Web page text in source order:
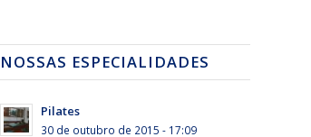
NOSSAS ESPECIALIDADES
Pilates
30 de outubro de 2015 - 17:09